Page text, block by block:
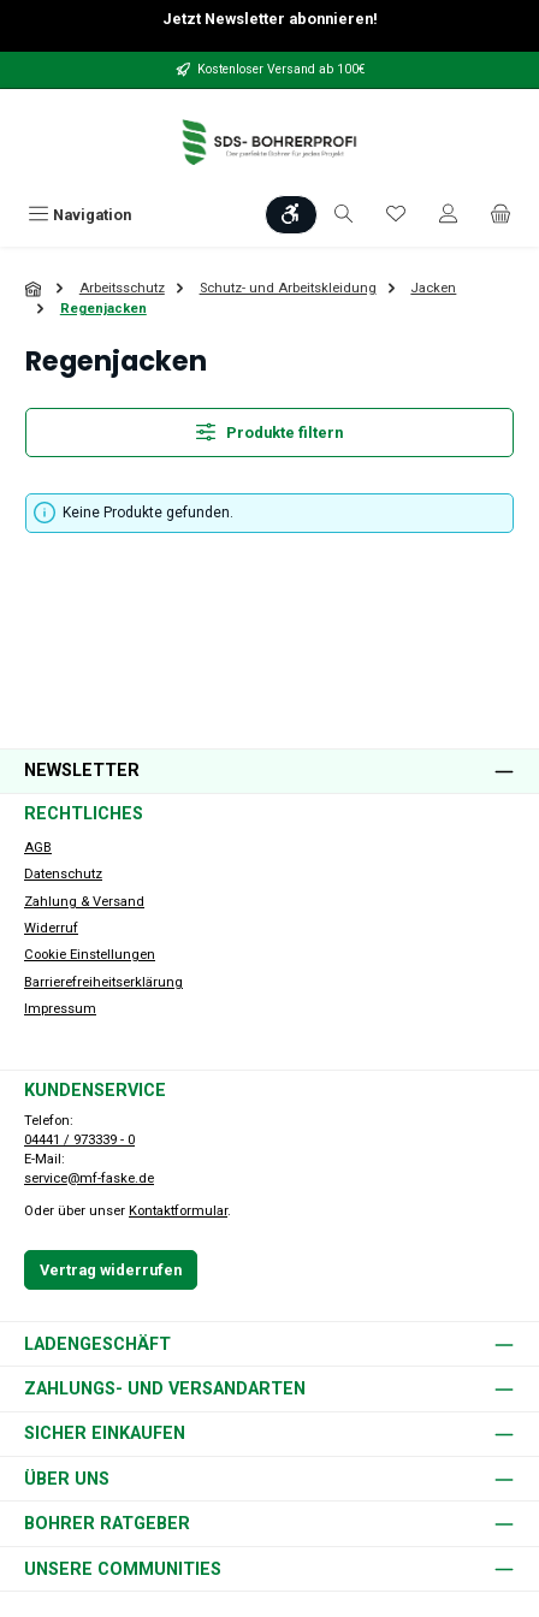
Zum Hauptinhalt springenJetzt Newsletter abonnieren!
Kostenloser Versand ab 100€
Navigation Werkzeugleiste anzeigen
Du hast 0
Arbeitsschutz Schutz- und Arbeitskleidung
Jacken
Regenjacken
Regenjacken
Produkte filtern
Keine Produkte gefunden.
NEWSLETTER
RECHTLICHES
AGB
Datenschutz
Zahlung & Versand
Widerruf
Cookie Einstellungen
Barrierefreiheitserklärung
Impressum
KUNDENSERVICE
Telefon:
04441 / 973339 - 0
E-Mail:
service@mf-faske.de
Oder über unser Kontaktformular.
Vertrag widerrufen
LADENGESCHÄFT
ZAHLUNGS- UND VERSANDARTEN
SICHER EINKAUFEN
ÜBER UNS
BOHRER RATGEBER
UNSERE COMMUNITIES